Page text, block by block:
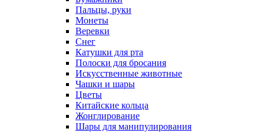
Пальцы, руки
Монеты
Веревки
Снег
Катушки для рта
Полоски для бросания
Искусственные животные
Чашки и шары
Цветы
Китайские кольца
Жонглирование
Шары для манипулирования